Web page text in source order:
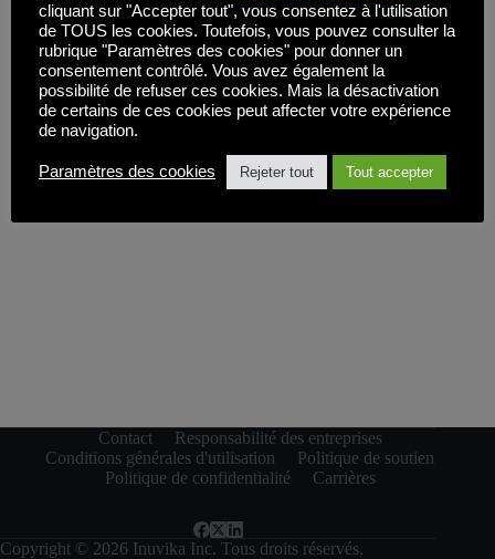
Contact
Responsabilité des entreprises
Conditions générales d'utilisation
Politique de soutien
Politique de confidentialité
Carrières
Copyright © 2026 Inuvika Inc. Tous droits réservés.
cliquant sur "Accepter tout", vous consentez à l'utilisation
de TOUS les cookies. Toutefois, vous pouvez consulter la
rubrique "Paramètres des cookies" pour donner un
consentement contrôlé. Vous avez également la
possibilité de refuser ces cookies. Mais la désactivation
de certains de ces cookies peut affecter votre expérience
de navigation.
Paramètres des cookies Rejeter tout Tout accepter